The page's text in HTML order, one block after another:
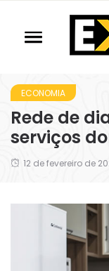
ECONOMIA
Rede de
serviços
12 de fevereiro de